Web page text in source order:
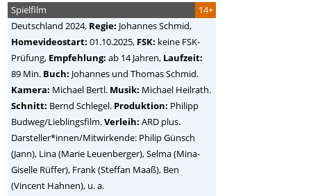
14+
Spielfilm
Deutschland 2024, Regie: Johannes Schmid,
Homevideostart: 01.10.2025, FSK: keine FSK-
Prüfung, Empfehlung: ab 14 Jahren, Laufzeit:
89 Min. Buch: Johannes und Thomas Schmid.
Kamera: Michael Bertl. Musik: Michael Heilrath.
Schnitt: Bernd Schlegel. Produktion: Philipp
Budweg/Lieblingsfilm.Verleih: ARD plus.
Darsteller*innen/Mitwirkende: Philip Günsch
(Jann), Lina (Marie Leuenberger), Selma (Mina-
Giselle Rüffer), Frank (Steffan Maaß), Ben
(Vincent Hahnen), u. a.